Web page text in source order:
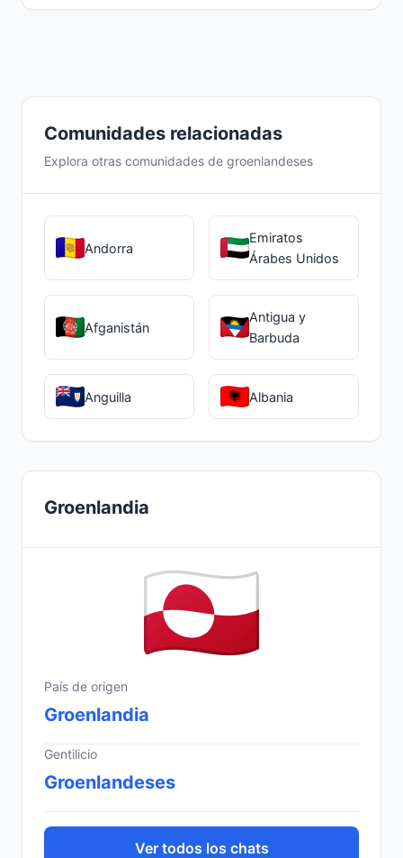
Comunidades relacionadas
Explora otras comunidades de groenlandeses
Andorra
Emiratos
Árabes Unidos
Afganistán
Antigua y
Barbuda
Anguilla Albania
Groenlandia
País de origen
Groenlandia
Gentilicio
Groenlandeses
Ver todos los chats